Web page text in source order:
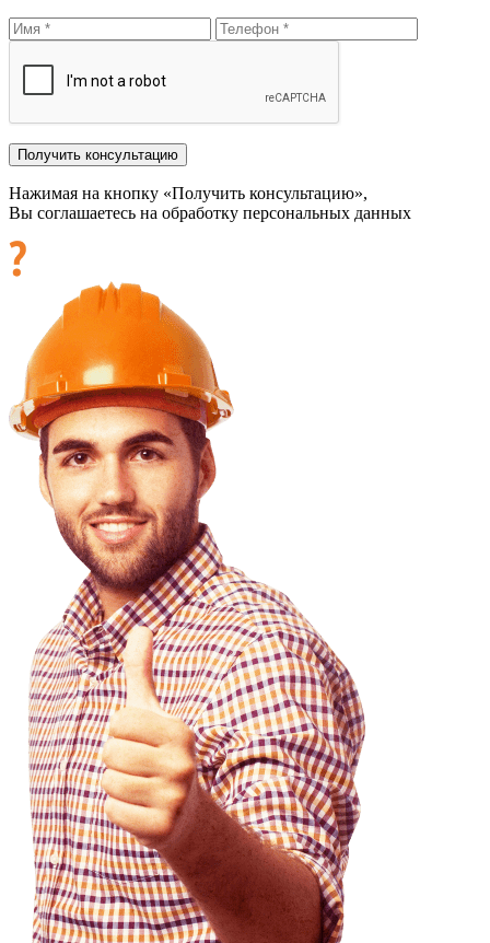
Нажимая на кнопку «Получить консультацию»,
Вы соглашаетесь на обработку персональных данных